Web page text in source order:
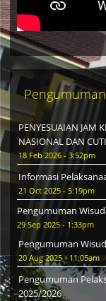
Pengumuman
PENYESUAIAN JAM
NASIONAL DAN
18 Feb 2026 - 3:52pm
Informasi
21 Oct 2025 - 5:19pm
Pengumuman
29 Sep 2025 - 1:33pm
Pengumuman
20 Aug 2025 - 11:05am
Pengumuman
2025/2026